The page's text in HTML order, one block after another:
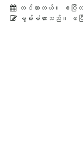
တင်ထားတယ်။
ဧပ
မွမ်းမံထားသည်။
ဧ